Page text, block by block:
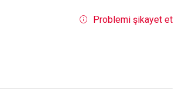
Problemi şikayet et